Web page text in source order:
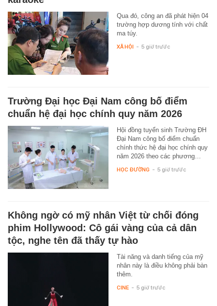
Qua đó, công an đã phát hiện 04
trường hợp dương tính với chất
ma túy.
XÃ HỘI - 5 giờ trước
Trường Đại học Đại Nam công bố điểm
chuẩn hệ đại học chính quy năm 2026
Hội đồng tuyển sinh Trường ĐH
Đại Nam công bố điểm chuẩn
chính thức hệ đại học chính quy
năm 2026 theo các phương…
HỌC ĐƯỜNG - 5 giờ trước
Không ngờ có mỹ nhân Việt từ chối đóng
phim Hollywood: Cô gái vàng của cả dân
tộc, nghe tên đã thấy tự hào
Tài năng và danh tiếng của mỹ
nhân này là điều không phải bàn
thêm.
CINE - 5 giờ trước